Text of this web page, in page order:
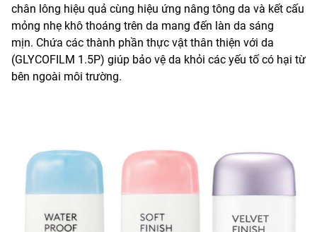
chân lông hiệu quả cùng hiệu ứng nâng tông da và kết cấu
mỏng nhẹ khô thoáng trên da mang đến làn da sáng
mịn. Chứa các thành phần thực vật thân thiện với da
(GLYCOFILM 1.5P) giúp bảo vệ da khỏi các yếu tố có hại từ
bên ngoài môi trường.